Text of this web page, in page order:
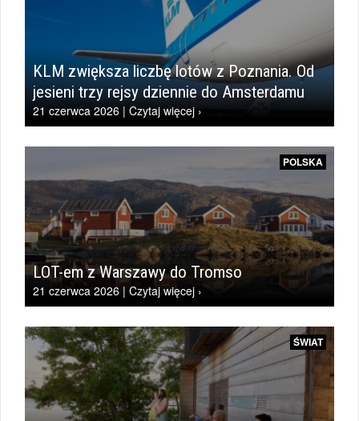
KLM zwiększa liczbę lotów z Poznania. Od
jesieni trzy rejsy dziennie do Amsterdamu
21 czerwca 2026 | Czytaj więcej ›
POLSKA
LOT-em z Warszawy do Tromso
21 czerwca 2026 | Czytaj więcej ›
ŚWIAT